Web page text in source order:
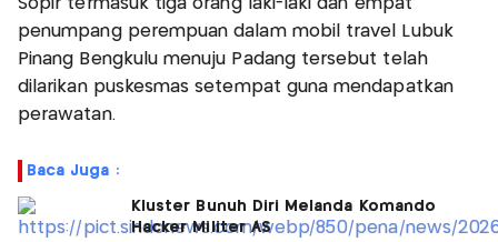
Sopir termasuk tiga orang laki-laki dan empat
penumpang perempuan dalam mobil travel Lubuk
Pinang Bengkulu menuju Padang tersebut telah
dilarikan puskesmas setempat guna mendapatkan
perawatan.
Baca Juga :
Kluster Bunuh Diri Melanda Komando
Hacker Militer AS